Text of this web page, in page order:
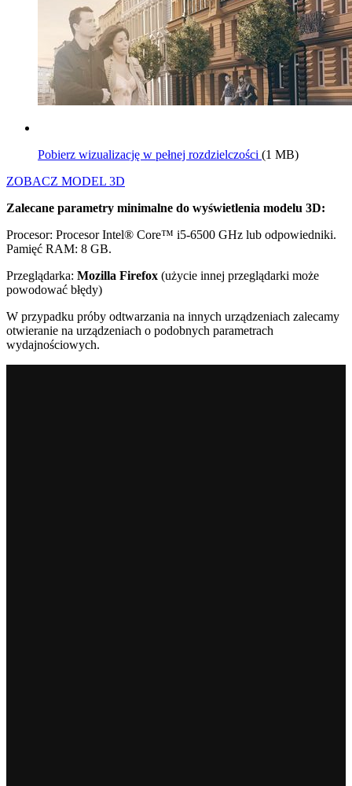
Pobierz wizualizację w pełnej rozdzielczości (1 MB)
ZOBACZ MODEL 3D
Zalecane parametry minimalne do wyświetlenia modelu 3D:
Procesor: Procesor Intel® Core™ i5-6500 GHz lub odpowiedniki.
Pamięć RAM: 8 GB.
Przeglądarka: Mozilla Firefox (użycie innej przeglądarki może
powodować błędy)
W przypadku próby odtwarzania na innych urządzeniach zalecamy
otwieranie na urządzeniach o podobnych parametrach
wydajnościowych.